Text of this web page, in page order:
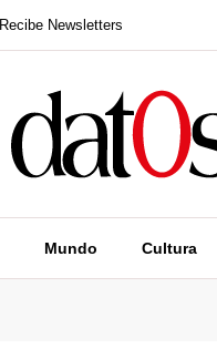
Recibe Newsletters
Mundo Cultura